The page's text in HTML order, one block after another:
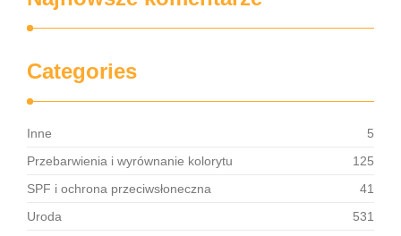
Categories
Inne
5
Przebarwienia i wyrównanie kolorytu
125
SPF i ochrona przeciwsłoneczna
41
Uroda
531